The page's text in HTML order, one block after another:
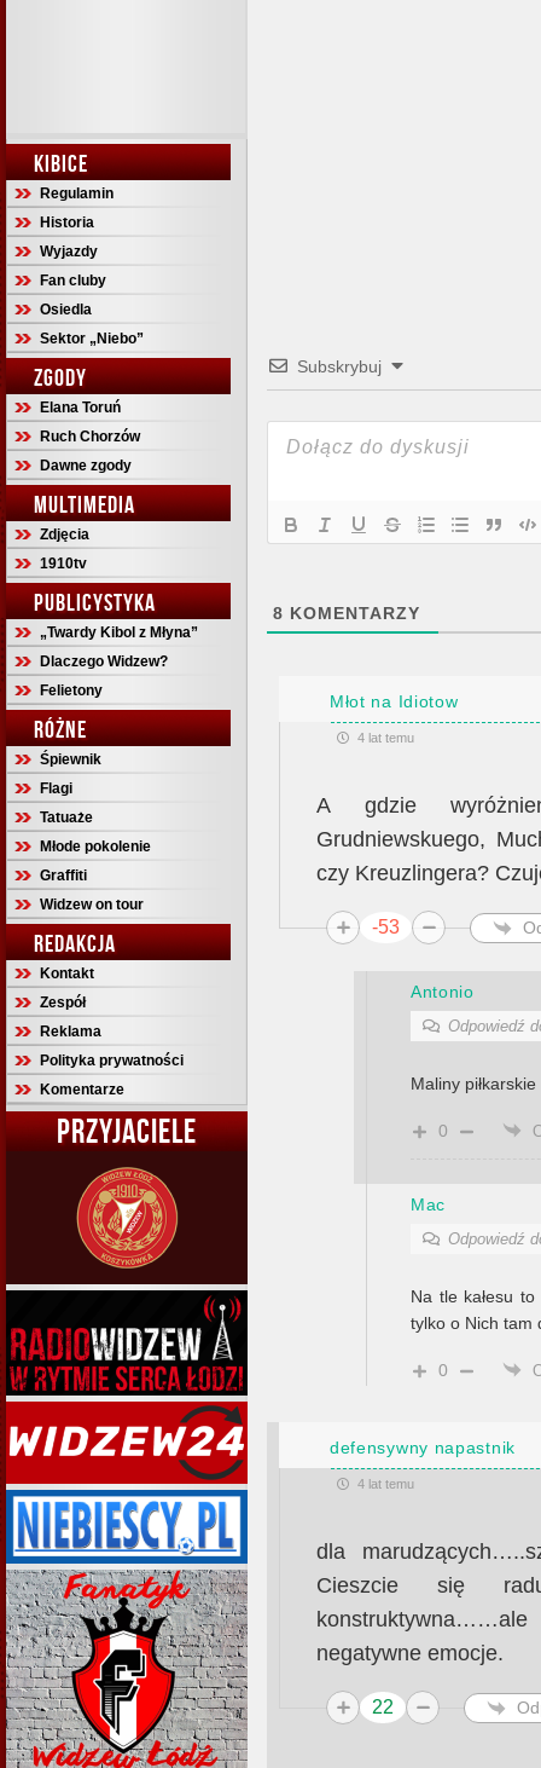
KIBICE
Regulamin
Historia
Wyjazdy
Fan cluby
Osiedla
Sektor „Niebo”
ZGODY
Elana Toruń
Ruch Chorzów
Dawne zgody
MULTIMEDIA
Zdjęcia
1910tv
PUBLICYSTYKA
„Twardy Kibol z Młyna”
Dlaczego Widzew?
Felietony
RÓŻNE
Śpiewnik
Flagi
Tatuaże
Młode pokolenie
Graffiti
Widzew on tour
REDAKCJA
Kontakt
Zespół
Reklama
Polityka prywatności
Komentarze
PRZYJACIELE
Subskrybuj
8 KOMENTARZY
Młot na Idiotow
4 lat temu
A gdzie
Grudniewskuego,
czy Kreuzlingera?
-53
Antonio
Odpowiedź
Maliny
0
Mac
Odpowiedź
Na tle kałesu
tylko o Nich tam
0
defensywny napastnik
4 lat temu
dla
Cieszcie się
negatywne emocje.
22